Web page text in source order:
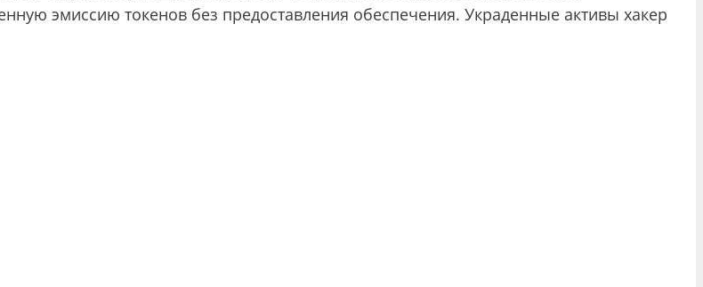
эмиссию токенов без предоставления обеспечения. Украденные активы хакер